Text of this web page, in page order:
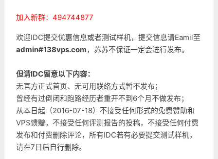
加入新群：494744877
欢迎IDC提交优惠信息或者测试样机，提交信息请Eamil至
admin#138vps.com，苏苏不保证一定会进行发布。
但请IDC留意以下内容：
无官方正式首页、无可用联络方式暂不发布；
曾经有过倒闭和跑路经历者重开不到6个月不做发布；
从本日起（2016-07-18）不接受任何形式的免费赞助和
VPS馈赠，不接受任何评测报告的投稿，不接受任何付费
发布和付费删除评论，所有IDC若有必要提交测试样机，
请在7日后自行删除。